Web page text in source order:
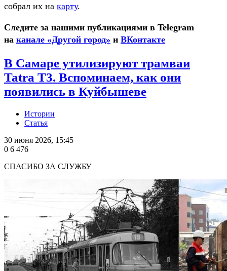
собрал их на карту.
Следите за нашими публикациями в Telegram
на канале «Другой город» и ВКонтакте
В Самаре утилизируют трамваи
Tatra Т3. Вспоминаем, как они
появились в Куйбышеве
Истории
Статья
30 июня 2026, 15:45
0 6 476
СПАСИБО ЗА СЛУЖБУ